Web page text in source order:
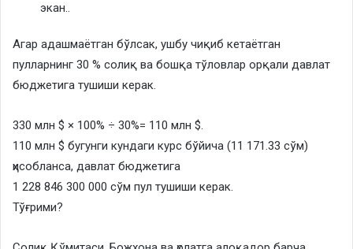
экан..
Агар адашмаётган бўлсак, ушбу чиқиб кетаётган
пулларнинг 30 % солиқ ва бошқа тўловлар орқали давлат
бюджетига тушиши керак.
330 млн $ × 100% ÷ 30%= 110 млн $.
110 млн $ бугунги кундаги курс бўйича (11 171.33 сўм)
ҳисобланса, давлат бюджетига
1 228 846 300 000 сўм пул тушиши керак.
Тўғрими?